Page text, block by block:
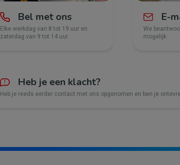
Bel met ons
Elke werkdag van 8 tot 19 uur en
zaterdag van 9 tot 14 uur.
E-
We
mogelijk.
Heb je een klacht?
Heb je reeds eerder contact met ons opgenomen en ben je